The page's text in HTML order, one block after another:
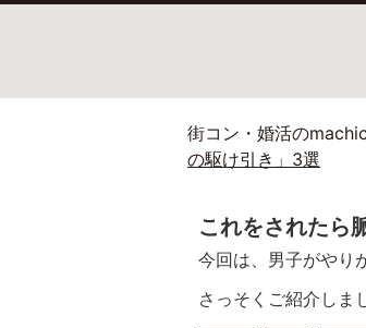
街コン・婚活の
の駆け引き」3選
これをされたら
今回は、男子がやり
さっそくご紹介しま